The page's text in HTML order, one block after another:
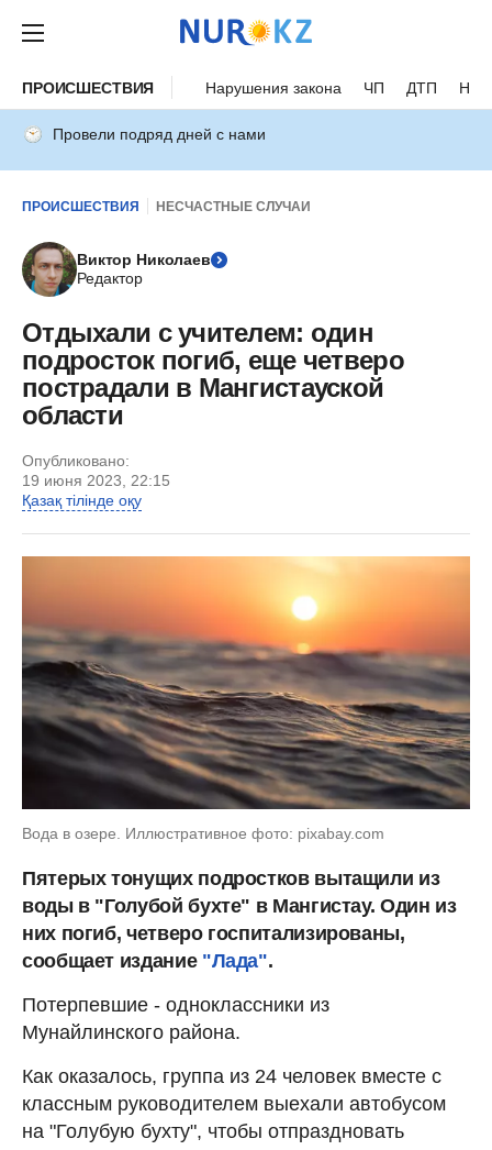
ПРОИСШЕСТВИЯ Нарушения закона ЧП ДТП
Провели подряд дней с нами
ПРОИСШЕСТВИЯ НЕСЧАСТНЫЕ СЛУЧАИ
Виктор Николаев
Редактор
Отдыхали с учителем: один
подросток погиб, еще четверо
пострадали в Мангистауской
области
Опубликовано:
19 июня 2023, 22:15
Қазақ тілінде оқу
Вода в озере. Иллюстративное фото: pixabay.com
Пятерых тонущих подростков вытащили из
воды в "Голубой бухте" в Мангистау. Один из
них погиб, четверо госпитализированы,
сообщает издание "Лада".
Потерпевшие - одноклассники из
Мунайлинского района.
Как оказалось, группа из 24 человек вместе с
классным руководителем выехали автобусом
на "Голубую бухту", чтобы отпраздновать